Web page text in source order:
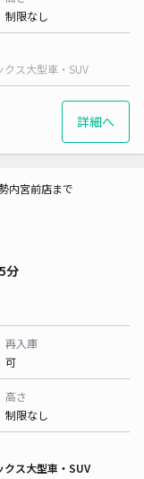
制限なし
クス大型車・SUV
詳細へ
宮前店まで
分
再入庫
可
高さ
制限なし
クス大型車・SUV